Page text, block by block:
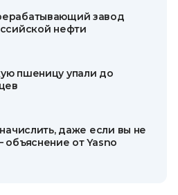
завод
нефти
пшеницу упали до
даже если вы не
от Yasno